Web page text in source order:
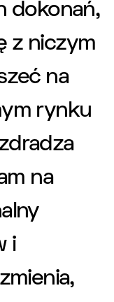
dokonań,
z niczym
na
rynku
na
i